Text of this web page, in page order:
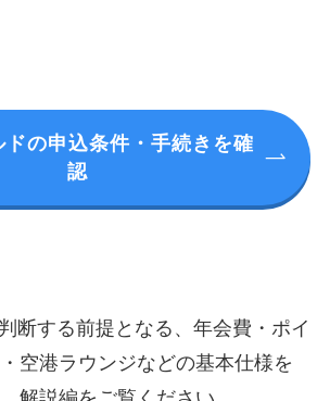
の申込条件・手続きを確
認
断する前提となる、年会費・ポイ
空港ラウンジなどの基本仕様を